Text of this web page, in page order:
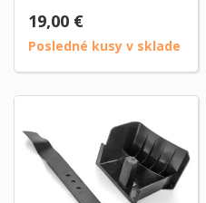
19,00 €
Posledné kusy v sklade